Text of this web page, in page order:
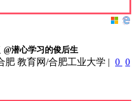
@潜心学习的俊后生
肥 教育网/合肥工业大学 0 0